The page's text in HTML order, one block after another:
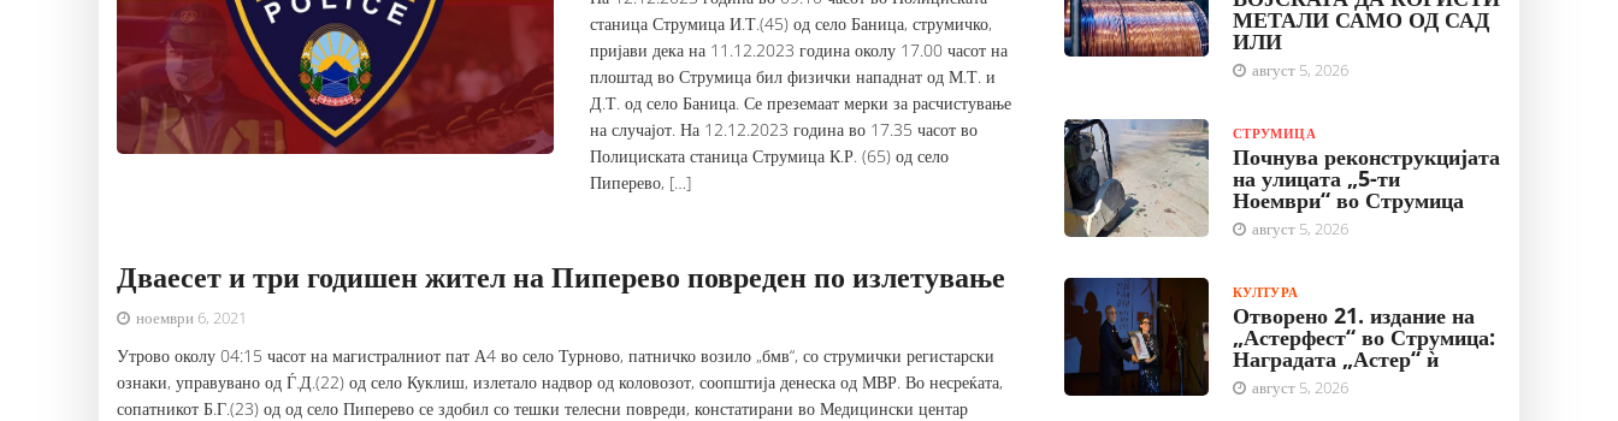
станица Струмица И.Т.(45) од село Баница, струмичко,
пријави дека на 11.12.2023 година околу 17.00 часот на
плоштад во Струмица бил физички нападнат од М.Т. и
Д.Т. од село Баница. Се преземаат мерки за расчистување
на случајот. На 12.12.2023 година во 17.35 часот во
Полициската станица Струмица К.Р. (65) од село
Пиперево, […]
Дваесет и три годишен жител на Пиперево повреден по излетување
ноември 6, 2021
Утрово околу 04:15 часот на магистралниот пат А4 во село Турново, патничко возило „бмв“, со струмички регистарски
ознаки, управувано од Ѓ.Д.(22) од село Куклиш, излетало надвор од коловозот, соопштија денеска од МВР. Во несреќата,
сопатникот Б.Г.(23) од од село Пиперево се здобил со тешки телесни повреди, констатирани во Медицински центар
МЕТАЛИ САМО ОД САД
ИЛИ
август 5, 2026
СТРУМИЦА
Почнува реконструкцијата
на улицата „5-ти
Ноември“ во Струмица
август 5, 2026
КУЛТУРА
Отворено 21. издание на
„Астерфест“ во Струмица:
Наградата „Астер“ ѝ
август 5, 2026